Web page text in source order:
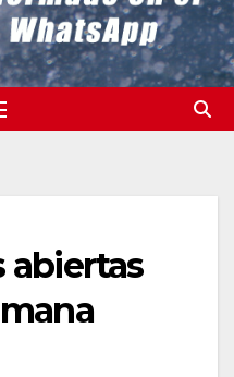
abiertas